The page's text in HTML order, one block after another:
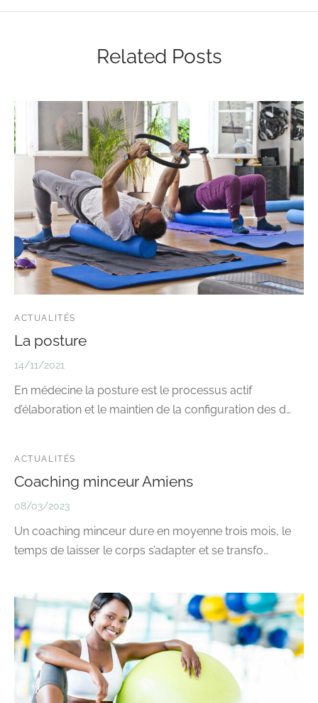
Related Posts
ACTUALITÉS
La posture
14/11/2021
En médecine la posture est le processus actif
d’élaboration et le maintien de la configuration des d…
ACTUALITÉS
Coaching minceur Amiens
08/03/2023
Un coaching minceur dure en moyenne trois mois, le
temps de laisser le corps s’adapter et se transfo…